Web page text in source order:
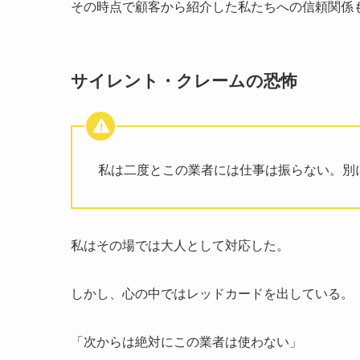
その時点で顧客から紹介した私たちへの信頼関係
サイレント・クレームの恐怖
私は二度とこの業者には仕事は振らない。別
私はその場では大人として対応した。
しかし、心の中ではレッドカードを出している。
「次からは絶対にこの業者は使わない」